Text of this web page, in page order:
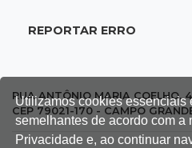
Utilizamos cookies essenciais
semelhantes de acordo com a
Privacidade e, ao continuar
futuro do jogo do bicho
19:09 Cotação
REPORTAR ERRO
RUA ANTÔNIO MARIA COELHO,
CEP 79021-170 - CAMPO